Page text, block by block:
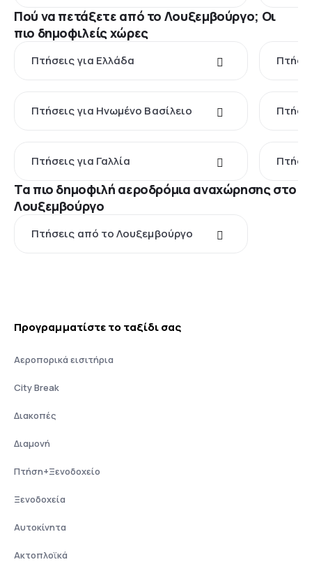
Πού να πετάξετε από το Λουξεμβούργο; Οι
πιο δημοφιλείς χώρες
Πτήσεις για Ελλάδα
Πτήσεις για Ηνωμένο Βασίλειο
Πτήσεις για Γαλλία
Τα πιο δημοφιλή αεροδρόμια αναχώρησης στο
Λουξεμβούργο
Πτήσεις από το Λουξεμβούργο
Προγραμματίστε το ταξίδι σας
Αεροπορικά εισιτήρια
City Break
Διακοπές
Διαμονή
Πτήση+Ξενοδοχείο
Ξενοδοχεία
Αυτοκίνητα
Ακτοπλοϊκά